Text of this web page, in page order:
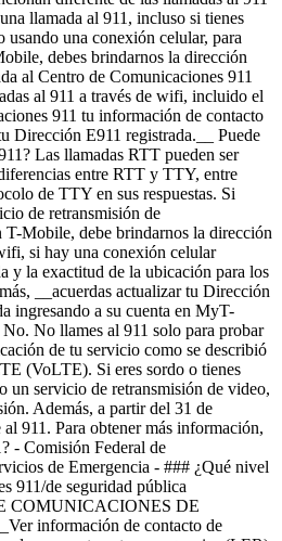
llamada al 911, incluso si tienes
una conexión celular, para
debes brindarnos la dirección
al Centro de Comunicaciones 911
al 911 a través de wifi, incluido el
911 tu información de contacto
Dirección E911 registrada.__ Puede
Las llamadas RTT pueden ser
entre RTT y TTY, entre
de TTY en sus respuestas. Si
de retransmisión de
Mobile, debe brindarnos la dirección
si hay una conexión celular
y la exactitud de la ubicación para los
__acuerdas actualizar tu Dirección
ingresando a su cuenta en MyT-
No llames al 911 solo para probar
de tu servicio como se describió
(VoLTE). Si eres sordo o tienes
un servicio de retransmisión de video,
Además, a partir del 31 de
911. Para obtener más información,
- Comisión Federal de
de Emergencia - ### ¿Qué nivel
911/de seguridad pública
COMUNICACIONES DE
información de contacto de